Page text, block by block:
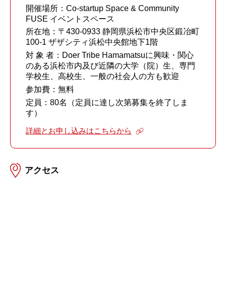
開催場所：Co-startup Space & Community
FUSE イベントスペース
所在地：〒430-0933 静岡県浜松市中央区鍛冶町
100-1 ザザシティ浜松中央館地下1階
対 象 者：Doer Tribe Hamamatsuに興味・関心
のある浜松市内及び近隣の大学（院）生、専門
学校生、高校生、一般の社会人の方も歓迎
参加費：無料
定員：80名（定員に達し次第募集を終了しま
す）
詳細とお申し込みはこちらから
アクセス